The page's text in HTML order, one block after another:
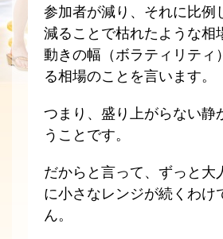
参加者が減り、それに比例
減ることで枯れたような相
動きの幅（ボラティリティ
る相場のことを言います。
つまり、盛り上がらない静
うことです。
だからと言って、ずっと大
に小さなレンジが続くわけ
ん。